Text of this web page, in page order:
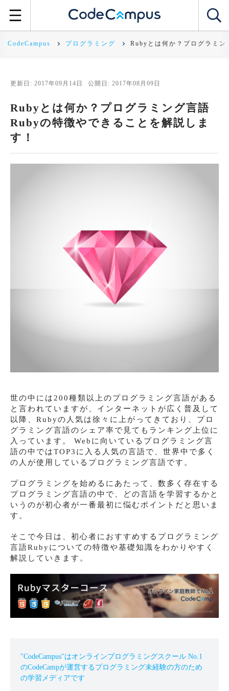
CodeCampus プログラミング Rubyとは何か？プログラミ
更新日: 2017年09月14日 公開日: 2017年08月09日
Rubyとは何か？プログラミング言語
Rubyの特徴やできることを解説しま
す！
世の中には200種類以上のプログラミング言語がある
と言われていますが、インターネットが広く普及して
以降、Rubyの人気は徐々に上がってきており、プロ
グラミング言語のシェア率で見てもランキング上位に
入っています。 Webに向いているプログラミング言
語の中ではTOP3に入る人気の言語で、世界中で多く
の人が使用しているプログラミング言語です。
プログラミングを始めるにあたって、数多く存在する
プログラミング言語の中で、どの言語を学習するかと
いうのが初心者が一番最初に悩むポイントだと思いま
す。
そこで今日は、初心者におすすめするプログラミング
言語Rubyについての特徴や基礎知識をわかりやすく
解説していきます。
"CodeCampus"はオンラインプログラミングスクール No.1
のCodeCampが運営するプログラミング未経験の方のため
の学習メディアです